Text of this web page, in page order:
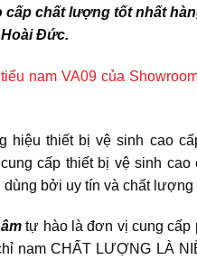
cấp chất lượng tốt nhất
Đức.
nam VA09 của
hiệu thiết bị vệ sinh cao
cấp thiết bị vệ sinh
dùng bởi uy tín và chất
tự hào là đơn vị cung cấp
nam CHẤT LƯỢNG LÀ